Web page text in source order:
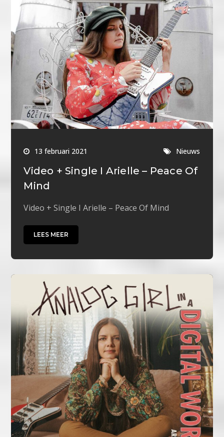
13 februari 2021 Nieuws
Video + Single I Arielle – Peace Of
Mind
Video + Single I Arielle – Peace Of Mind
LEES MEER